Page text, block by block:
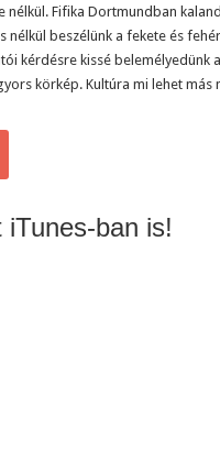
nélkül. Fifika Dortmundban
nélkül beszélünk a fekete és
kérdésre kissé belemélyedünk
körkép. Kultúra mi lehet más
ban is!